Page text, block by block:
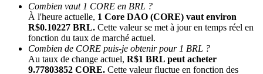
Combien vaut 1 CORE en BRL ?
À l'heure actuelle, 1 Core DAO (CORE) vaut environ
R$0.10227 BRL. Cette valeur se met à jour en temps réel en
fonction du taux de marché actuel.
Combien de CORE puis-je obtenir pour 1 BRL ?
Au taux de change actuel, R$1 BRL peut acheter
9.77803852 CORE. Cette valeur fluctue en fonction des